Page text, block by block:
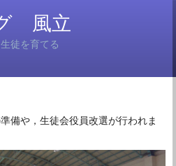
風立
徒を育てる
備や，生徒会役員改選が行われま